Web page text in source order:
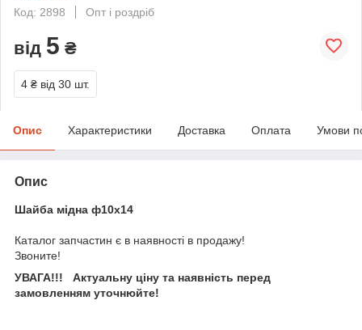
Код: 2898
Опт і роздріб
від 5 ₴
4 ₴ від 30 шт.
Опис Характеристики Доставка Оплата Умови
Опис
Шайба мідна ф10х14
Каталог запчастин є в наявності в продажу!
Звоните!
УВАГА!!! Актуальну ціну та наявність перед
замовленням уточнюйте!